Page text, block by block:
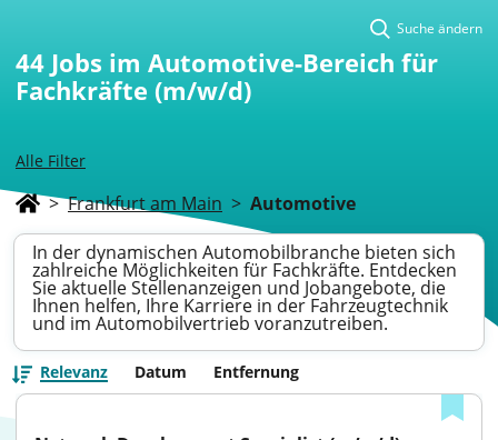
Alle Filter
Suche ändern
44 Jobs im Automotive-Bereich für
Fachkräfte (m/w/d)
> Frankfurt am Main > Automotive
In der dynamischen Automobilbranche bieten sich
zahlreiche Möglichkeiten für Fachkräfte. Entdecken
Sie aktuelle Stellenanzeigen und Jobangebote, die
Ihnen helfen, Ihre Karriere in der Fahrzeugtechnik
und im Automobilvertrieb voranzutreiben.
Relevanz Datum Entfernung